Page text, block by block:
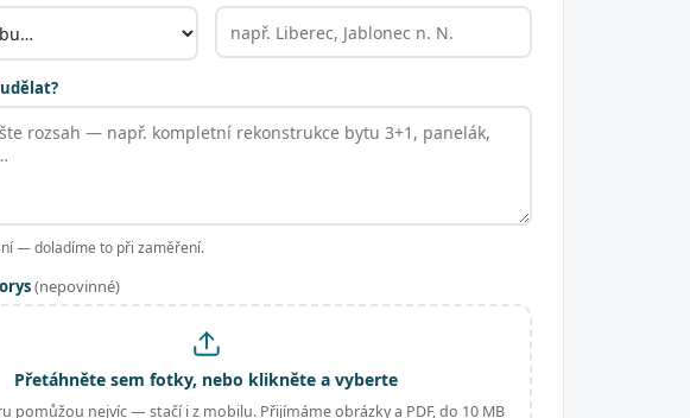
— doladíme to při zaměření.
(nepovinné)
Přetáhněte sem fotky, nebo klikněte a vyberte
pomůžou nejvíc — stačí i z mobilu. Přijímáme obrázky a PDF, do 10 MB